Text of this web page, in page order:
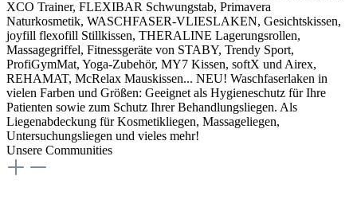
XCO Trainer, FLEXIBAR Schwungstab, Primavera
Naturkosmetik, WASCHFASER-VLIESLAKEN, Gesichtskissen,
joyfill flexofill Stillkissen, THERALINE Lagerungsrollen,
Massagegriffel, Fitnessgeräte von STABY, Trendy Sport,
ProfiGymMat, Yoga-Zubehör, MY7 Kissen, softX und Airex,
REHAMAT, McRelax Mauskissen... NEU! Waschfaserlaken in
vielen Farben und Größen: Geeignet als Hygieneschutz für Ihre
Patienten sowie zum Schutz Ihrer Behandlungsliegen. Als
Liegenabdeckung für Kosmetikliegen, Massageliegen,
Untersuchungsliegen und vieles mehr!
Unsere Communities